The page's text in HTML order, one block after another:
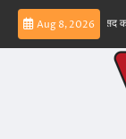
Skip
content
Aug 8, 2026
बड़वानी सांसद का बड़ा